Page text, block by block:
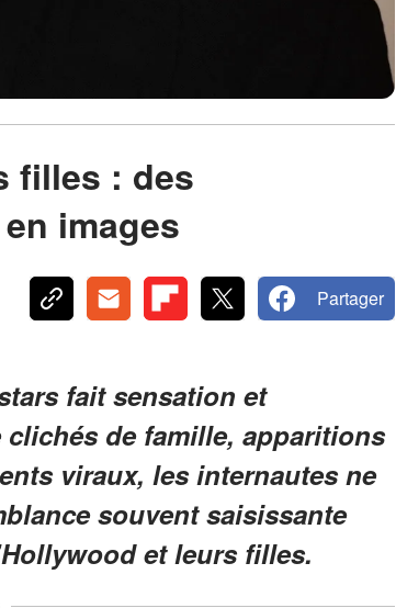
filles : des
images
Partager
fait sensation et
de famille, apparitions
viraux, les internautes ne
souvent saisissante
et leurs filles.